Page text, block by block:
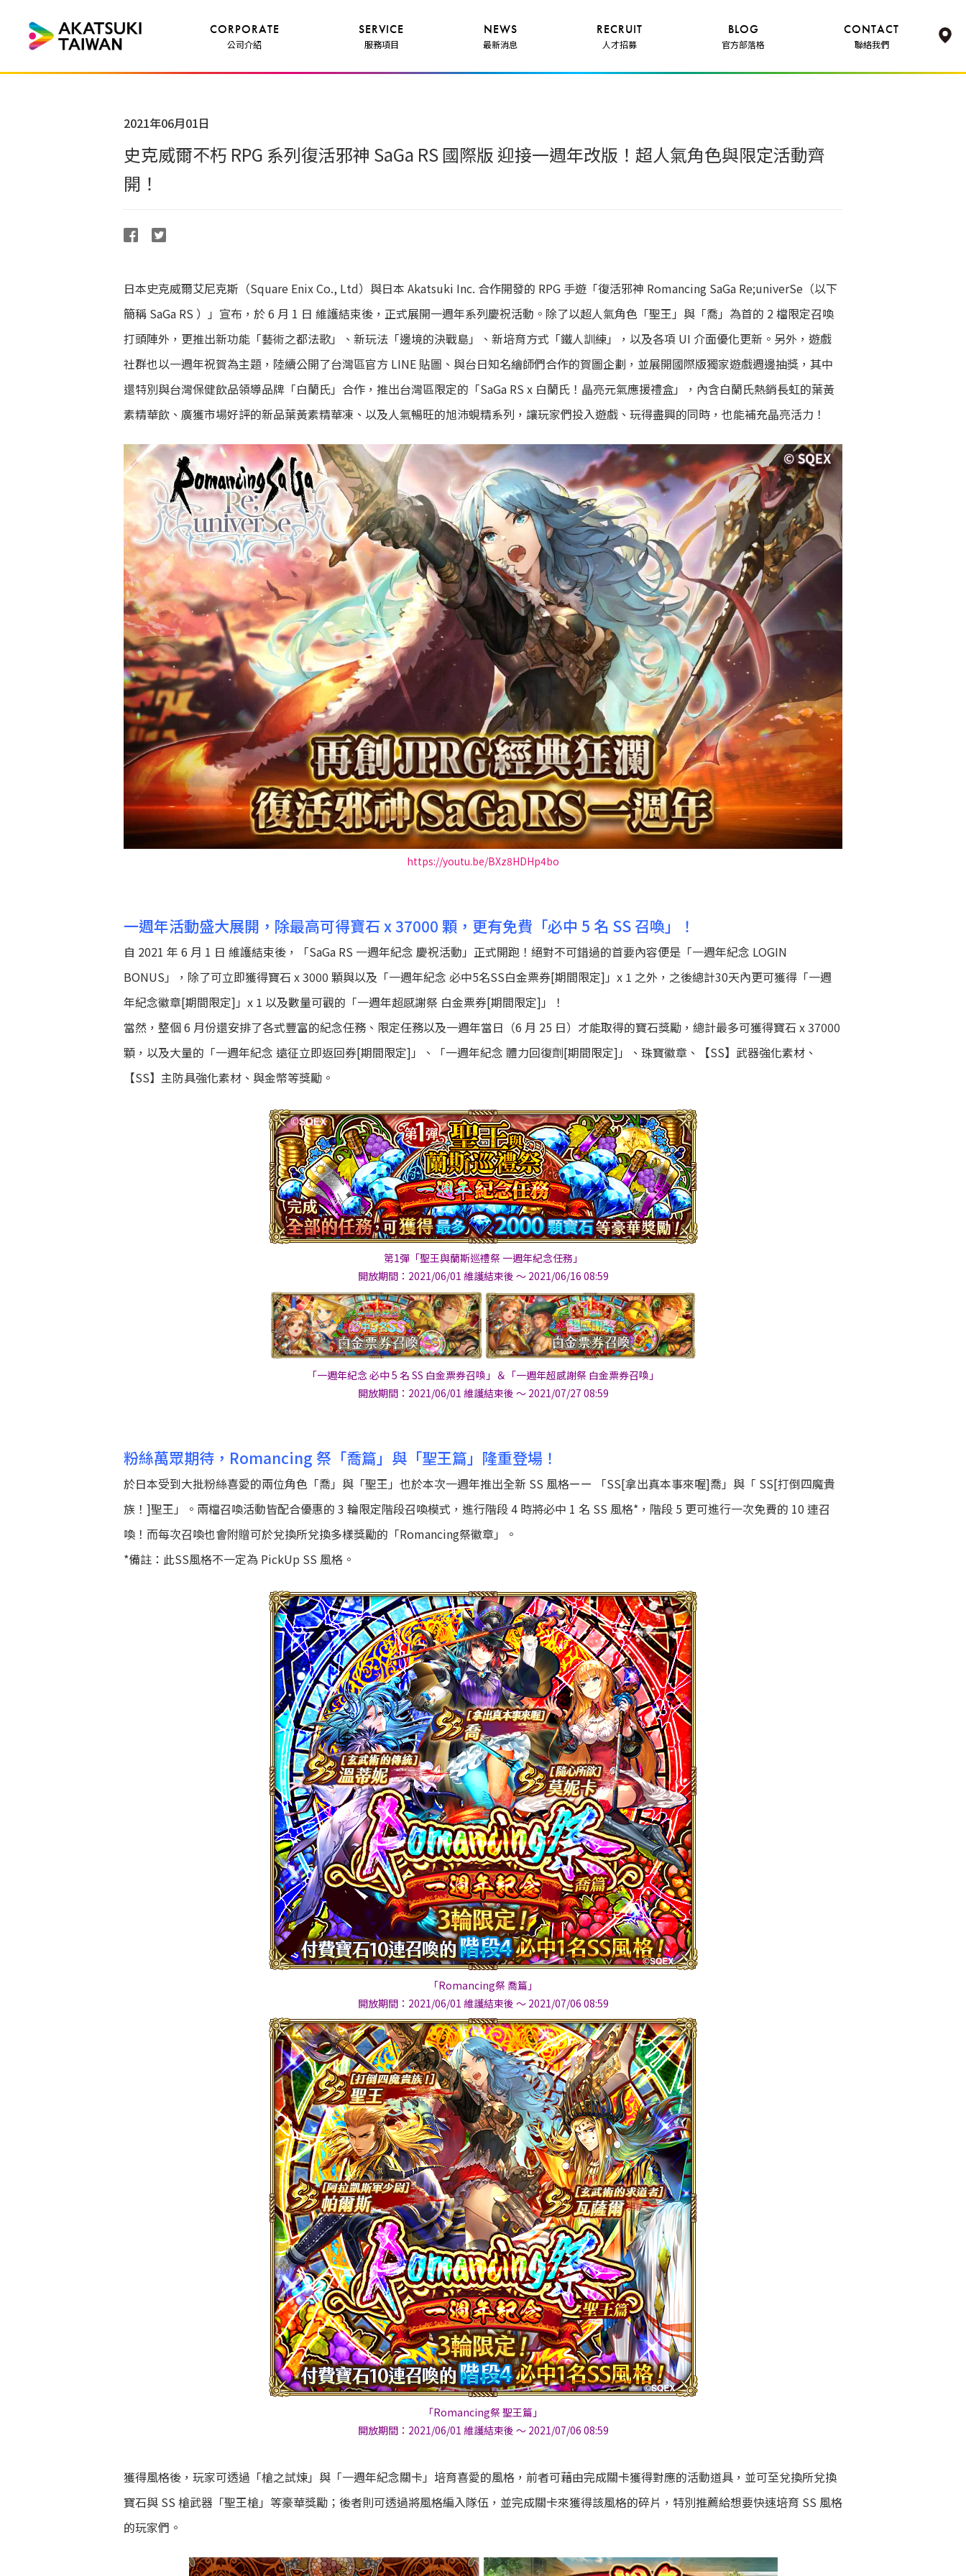
CORPORATE
公司介紹
SERVICE
服務項目
NEWS
最新消息
RECRUIT
人才招募
BLOG
官方部落格
CONTACT
聯絡我們
2021年06月01日
史克威爾不朽 RPG 系列復活邪神 SaGa RS 國際版 迎接一週年改版！超人氣角色與限定活動齊
開！
日本史克威爾艾尼克斯（Square Enix Co., Ltd）與日本 Akatsuki Inc. 合作開發的 RPG 手遊「復活邪神 Romancing SaGa Re;univerSe（以下
簡稱 SaGa RS ）」宣布，於 6 月 1 日 維護結束後，正式展開一週年系列慶祝活動。除了以超人氣角色「聖王」與「喬」為首的 2 檔限定召喚
打頭陣外，更推出新功能「藝術之都法歌」、新玩法「邊境的決戰島」、新培育方式「鐵人訓練」，以及各項 UI 介面優化更新。另外，遊戲
社群也以一週年祝賀為主題，陸續公開了台灣區官方 LINE 貼圖、與台日知名繪師們合作的賀圖企劃，並展開國際版獨家遊戲週邊抽獎，其中
還特別與台灣保健飲品領導品牌「白蘭氏」合作，推出台灣區限定的「SaGa RS x 白蘭氏！晶亮元氣應援禮盒」，內含白蘭氏熱銷長虹的葉黃
素精華飲、廣獲市場好評的新品葉黃素精華凍、以及人氣暢旺的旭沛蜆精系列，讓玩家們投入遊戲、玩得盡興的同時，也能補充晶亮活力！
https://youtu.be/BXz8HDHp4bo
一週年活動盛大展開，除最高可得寶石 x 37000 顆，更有免費「必中 5 名 SS 召喚」！
自 2021 年 6 月 1 日 維護結束後，「SaGa RS 一週年紀念 慶祝活動」正式開跑！絕對不可錯過的首要內容便是「一週年紀念 LOGIN
BONUS」，除了可立即獲得寶石 x 3000 顆與以及「一週年紀念 必中5名SS白金票券[期間限定]」x 1 之外，之後總計30天內更可獲得「一週
年紀念徽章[期間限定]」x 1 以及數量可觀的「一週年超感謝祭 白金票券[期間限定]」！
當然，整個 6 月份還安排了各式豐富的紀念任務、限定任務以及一週年當日（6 月 25 日）才能取得的寶石獎勵，總計最多可獲得寶石 x 37000
顆，以及大量的「一週年紀念 遠征立即返回券[期間限定]」、「一週年紀念 體力回復劑[期間限定]」、珠寶徽章、【SS】武器強化素材、
【SS】主防具強化素材、與金幣等獎勵。
第1彈「聖王與蘭斯巡禮祭 一週年紀念任務」
開放期間：2021/06/01 維護結束後 ～ 2021/06/16 08:59
「一週年紀念 必中 5 名 SS 白金票券召喚」＆「一週年超感謝祭 白金票券召喚」
開放期間：2021/06/01 維護結束後 ～ 2021/07/27 08:59
粉絲萬眾期待，Romancing 祭「喬篇」與「聖王篇」隆重登場！
於日本受到大批粉絲喜愛的兩位角色「喬」與「聖王」也於本次一週年推出全新 SS 風格ーー 「SS[拿出真本事來喔]喬」與「 SS[打倒四魔貴
族！]聖王」。兩檔召喚活動皆配合優惠的 3 輪限定階段召喚模式，進行階段 4 時將必中 1 名 SS 風格*，階段 5 更可進行一次免費的 10 連召
喚！而每次召喚也會附贈可於兌換所兌換多樣獎勵的「Romancing祭徽章」。
*備註：此SS風格不一定為 PickUp SS 風格。
「Romancing祭 喬篇」
開放期間：2021/06/01 維護結束後 ～ 2021/07/06 08:59
「Romancing祭 聖王篇」
開放期間：2021/06/01 維護結束後 ～ 2021/07/06 08:59
獲得風格後，玩家可透過「槍之試煉」與「一週年紀念關卡」培育喜愛的風格，前者可藉由完成關卡獲得對應的活動道具，並可至兌換所兌換
寶石與 SS 槍武器「聖王槍」等豪華獎勵；後者則可透過將風格編入隊伍，並完成關卡來獲得該風格的碎片，特別推薦給想要快速培育 SS 風格
的玩家們。